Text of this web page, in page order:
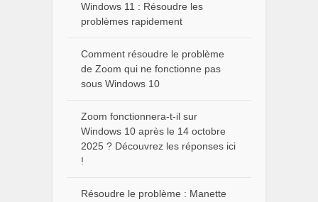
Windows 11 : Résoudre les
problèmes rapidement
Comment résoudre le problème
de Zoom qui ne fonctionne pas
sous Windows 10
Zoom fonctionnera-t-il sur
Windows 10 après le 14 octobre
2025 ? Découvrez les réponses ici
!
Résoudre le problème : Manette